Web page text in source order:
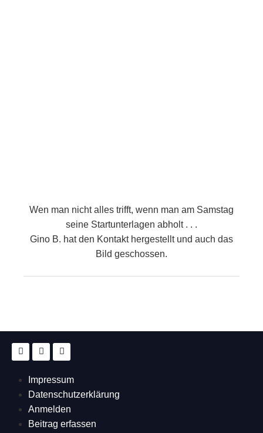
Wen man nicht alles trifft, wenn man am Samstag
seine Startunterlagen abholt . . .
Gino B. hat den Kontakt hergestellt und auch das
Bild geschossen.
Impressum
Datenschutzerklärung
Anmelden
Beitrag erfassen